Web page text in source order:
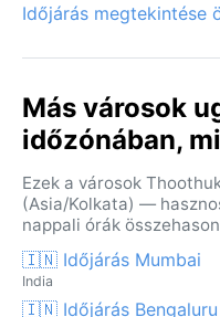
Időjárás megtekintése
Más városok
időzónában,
Ezek a városok
(Asia/Kolkata) —
nappali órák
🇮🇳 Időjárás Mumbai
India
🇮🇳 Időjárás Bengaluru